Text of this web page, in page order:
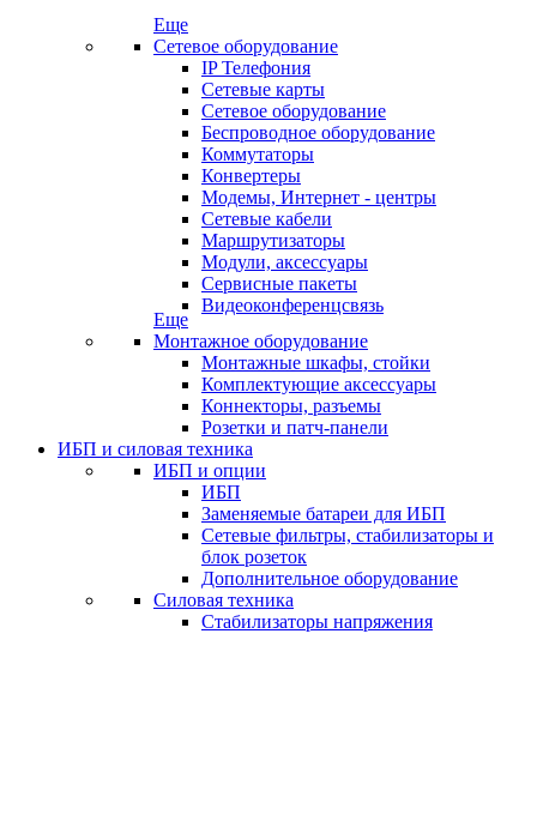
Еще
Сетевое оборудование
IP Телефония
Сетевые карты
Сетевое оборудование
Беспроводное оборудование
Коммутаторы
Конвертеры
Модемы, Интернет - центры
Сетевые кабели
Маршрутизаторы
Модули, аксессуары
Сервисные пакеты
Видеоконференцсвязь
Еще
Монтажное оборудование
Монтажные шкафы, стойки
Комплектующие аксессуары
Коннекторы, разъемы
Розетки и патч-панели
ИБП и силовая техника
ИБП и опции
ИБП
Заменяемые батареи для ИБП
Сетевые фильтры, стабилизаторы и
блок розеток
Дополнительное оборудование
Силовая техника
Стабилизаторы напряжения